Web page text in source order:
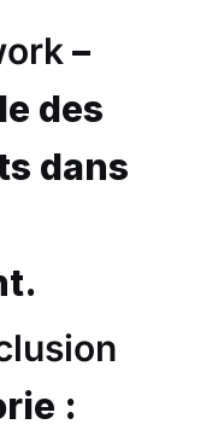
–
des
dans
: